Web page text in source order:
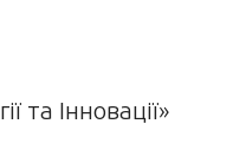
та Інновації»